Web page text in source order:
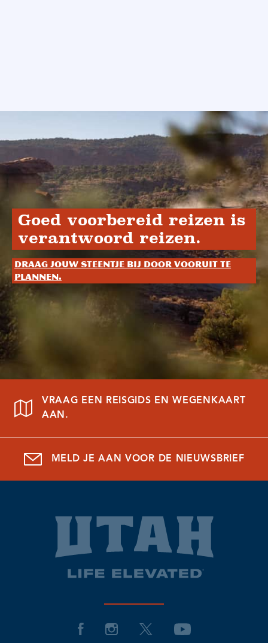
Goed voorbereid reizen is
verantwoord reizen.
Draag jouw steentje bij door vooruit te
plannen.
VRAAG EEN REISGIDS EN WEGENKAART
AAN.
MELD JE AAN VOOR DE NIEUWSBRIEF